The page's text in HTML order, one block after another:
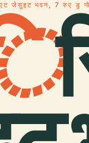
जेसुइट भवन, 7 रुए डु